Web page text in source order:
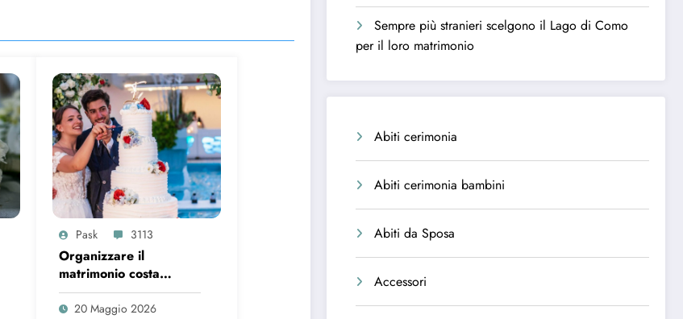
Pask 3113
Organizzare il
matrimonio costa
sempre di più, ecco i
dati del 2026
20 Maggio 2026
Sempre più stranieri scelgono il Lago di Como
per il loro matrimonio
Abiti cerimonia
Abiti cerimonia bambini
Abiti da Sposa
Accessori